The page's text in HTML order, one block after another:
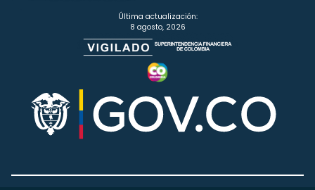
Última actualización:
8 agosto, 2026